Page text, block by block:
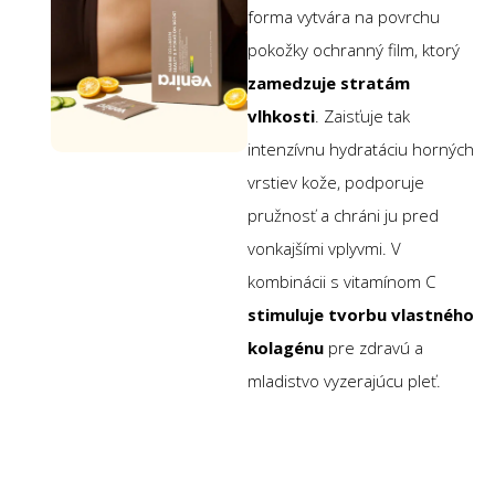
forma vytvára na povrchu
pokožky ochranný film, ktorý
zamedzuje stratám
vlhkosti . Zaisťuje tak
intenzívnu hydratáciu horných
vrstiev kože, podporuje
pružnosť a chráni ju pred
vonkajšími vplyvmi. V
kombinácii s vitamínom C
stimuluje tvorbu vlastného
kolagénu pre zdravú a
mladistvo vyzerajúcu pleť.